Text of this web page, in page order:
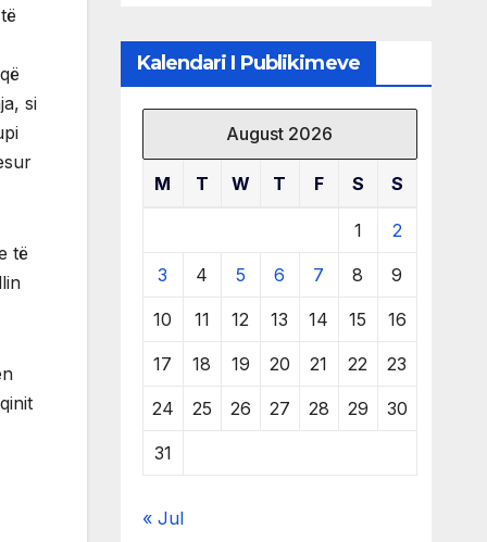
si
të
Kalendari I Publikimeve
August 2026
M T W T F S S
1 2
3 4 5 6 7 8 9
10 11 12 13 14 15 16
17 18 19 20 21 22 23
24 25 26 27 28 29 30
31
« Jul